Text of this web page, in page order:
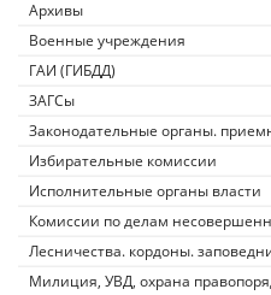
Архивы
Военные учреждения
ГАИ (ГИБДД)
ЗАГСы
Законодательные органы.
Избирательные комиссии
Исполнительные органы власти
Комиссии по делам
Лесничества. кордоны.
Милиция, УВД, охрана